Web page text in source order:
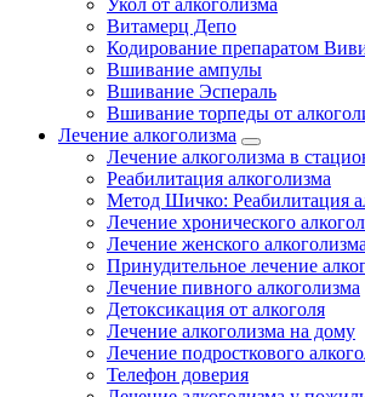
Укол от алкоголизма
Витамерц Депо
Кодирование препаратом
Вшивание ампулы
Вшивание Эспераль
Вшивание торпеды от
Лечение алкоголизма
Лечение алкоголизма в
Реабилитация алкоголизма
Метод Шичко: Реабилитация
Лечение хронического
Лечение женского алкоголизма
Принудительное лечение
Лечение пивного алкоголизма
Детоксикация от алкоголя
Лечение алкоголизма на дому
Лечение подросткового
Телефон доверия